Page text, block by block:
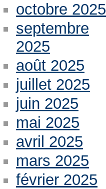
octobre 2025
septembre
2025
août 2025
juillet 2025
juin 2025
mai 2025
avril 2025
mars 2025
février 2025